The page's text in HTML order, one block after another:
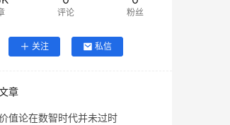
评论 粉丝
关注 私信
章
值论在数智时代并未过时